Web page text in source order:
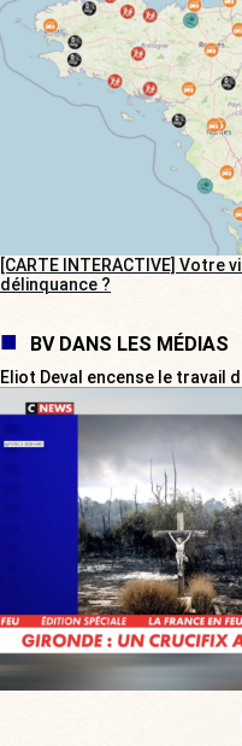
[CARTE INTERACTIVE] Votre
délinquance ?
BV DANS LES MÉDIAS
Eliot Deval encense le travail